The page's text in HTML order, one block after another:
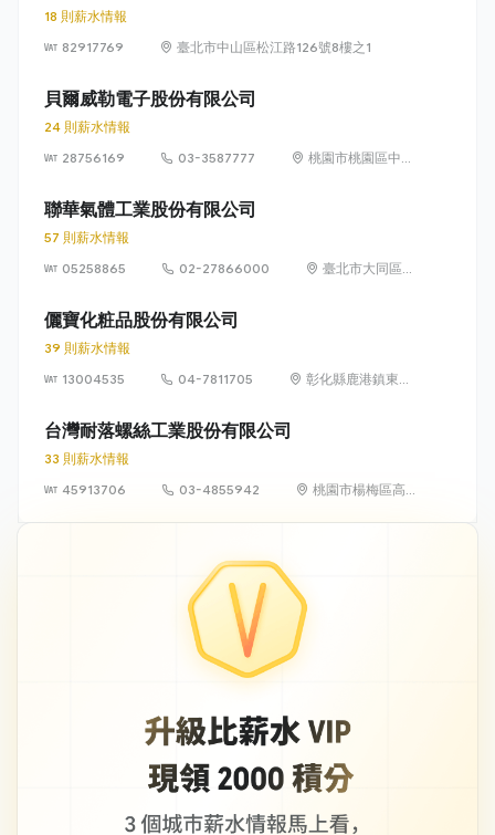
18 則薪水情報
82917769
臺北市中山區松江路126號8樓之1
貝爾威勒電子股份有限公司
24 則薪水情報
28756169
03-3587777
桃園市桃園區中正
聯華氣體工業股份有限公司
57 則薪水情報
05258865
02-27866000
臺北市大同區承
儷寶化粧品股份有限公司
39 則薪水情報
13004535
04-7811705
彰化縣鹿港鎮東石
台灣耐落螺絲工業股份有限公司
33 則薪水情報
45913706
03-4855942
桃園市楊梅區高